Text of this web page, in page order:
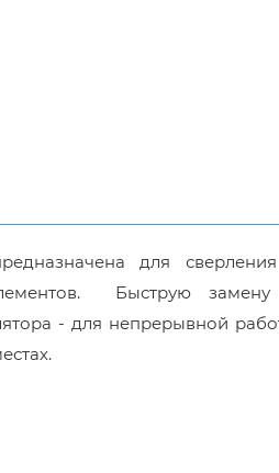
для сверления
Быструю замену
- для непрерывной